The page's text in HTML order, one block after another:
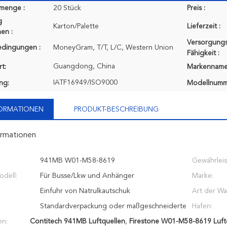
: 20 Stück
Preis :
:
Karton/Palette Lieferzeit :
: MoneyGram, T/T, L/C, Western Union
Fähigkeit :
Guangdong, China
IATF16949/ISO9000
PRODUKT-BESCHREIBUNG
941MB W01-M58-8619
Für Busse/Lkw und Anhänger Marke:
Einfuhr von Natrulkautschuk Art der
Standardverpackung oder maßgeschneiderte Hafen:
Contitech 941MB Luftquellen, Firestone W01-M58-8619